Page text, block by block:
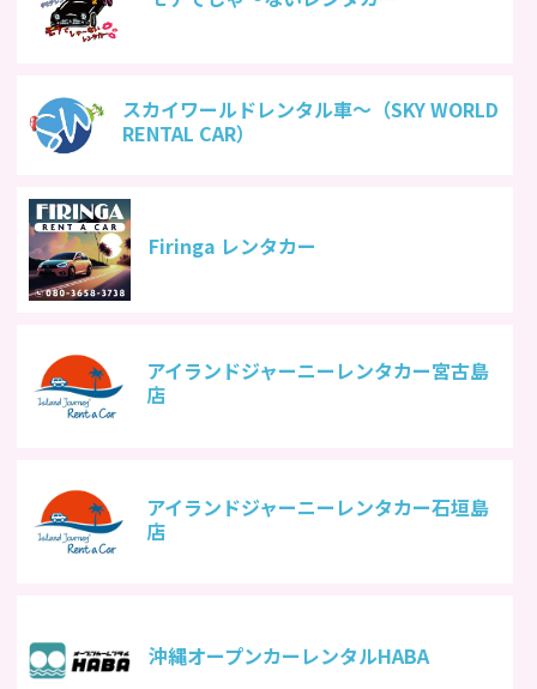
スカイワールドレンタル車〜（SKY WORLD
RENTAL CAR）
Firinga レンタカー
アイランドジャーニーレンタカー宮古島
店
アイランドジャーニーレンタカー石垣島
店
沖縄オープンカーレンタルHABA